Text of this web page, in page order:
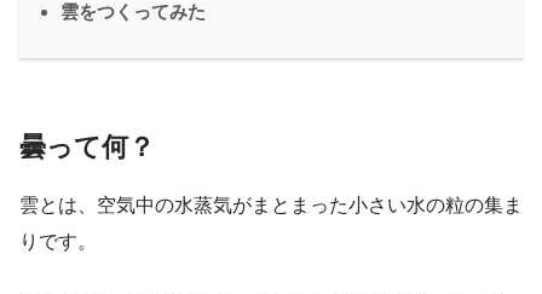
雲をつくってみた
曇って何？
雲とは、空気中の水蒸気がまとまった小さい水の粒の集ま
りです。